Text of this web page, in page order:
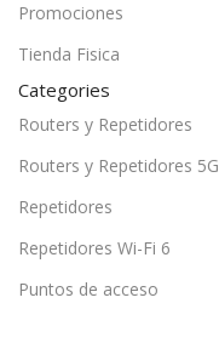
Promociones
Tienda Fisica
Categories
Routers y Repetidores
Routers y Repetidores 5G
Repetidores
Repetidores Wi-Fi 6
Puntos de acceso